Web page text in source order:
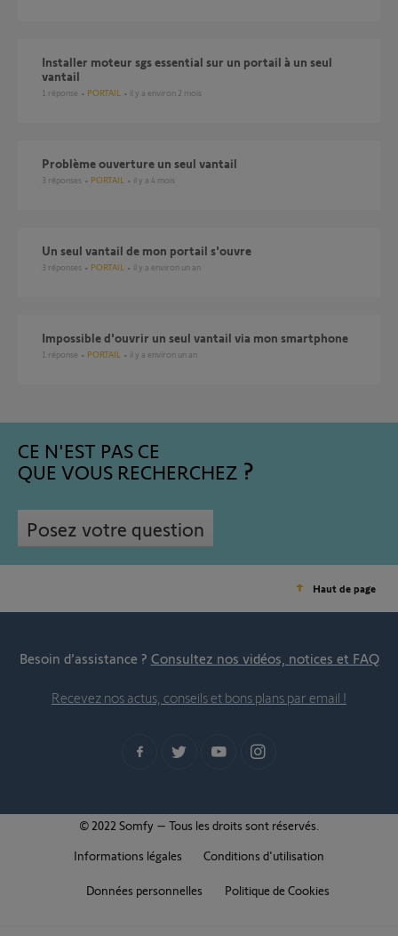
installer moteur sgs essential sur un portail à un seul
vantail
1 réponse PORTAIL il y a environ 2 mois
Problème ouverture un seul vantail
3 réponses PORTAIL il y a 4 mois
Un seul vantail de mon portail s'ouvre
3 réponses PORTAIL il y a environ un an
Impossible d'ouvrir un seul vantail via mon smartphone
1 réponse PORTAIL il y a environ un an
CE N'EST PAS CE
QUE VOUS RECHERCHEZ
Posez votre question
Haut de page
Besoin d’assistance ? Consultez nos vidéos, notices et FAQ
Recevez nos actus, conseils et bons plans par email !
© 2022 Somfy – Tous les droits sont réservés.
Informations légales
Conditions d'utilisation
Données personnelles Politique de Cookies